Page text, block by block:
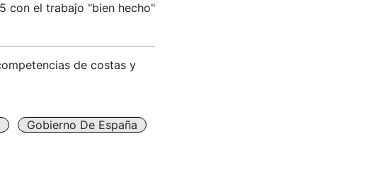
con el trabajo "bien hecho"
de costas y
Gobierno De España